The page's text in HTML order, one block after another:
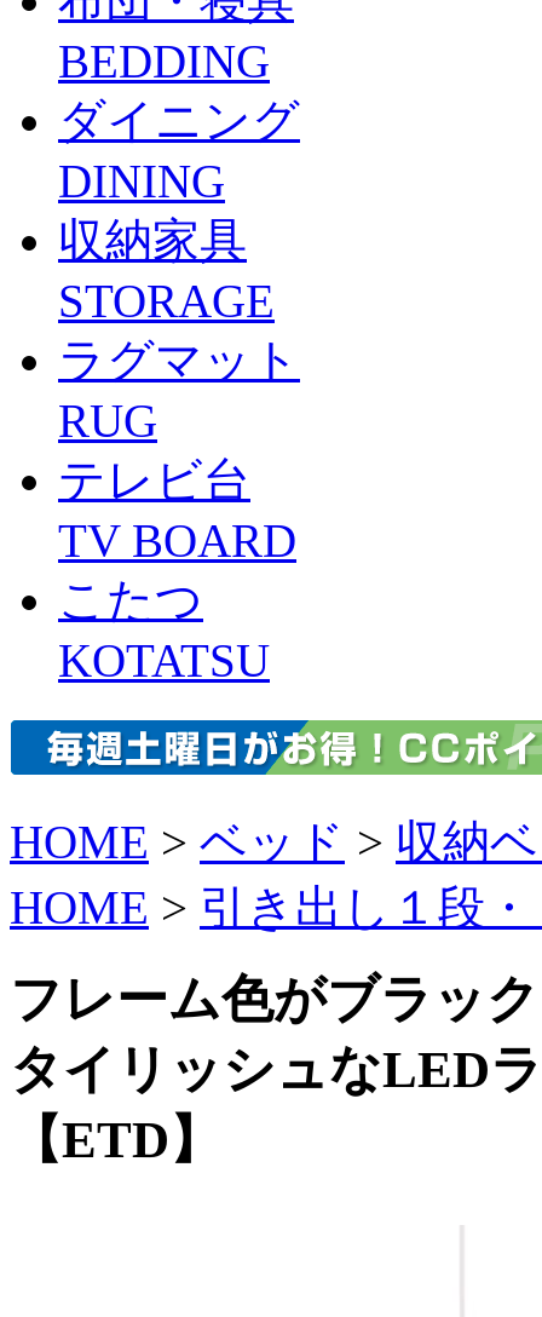
BEDDING
ダイニング
DINING
収納家具
STORAGE
ラグマット
RUG
テレビ台
TV BOARD
こたつ
KOTATSU
HOME > ベッド > 収納
HOME > 引き出し１段
フレーム色がブラッ
タイリッシュなLED
【ETD】